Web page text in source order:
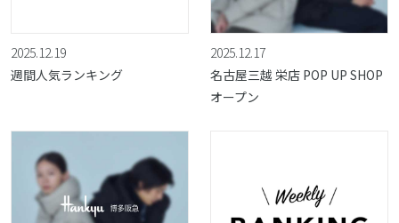
2025.12.19
週間人気ランキング
2025.12.17
名古屋三越 栄店 POP UP SHOP
オープン